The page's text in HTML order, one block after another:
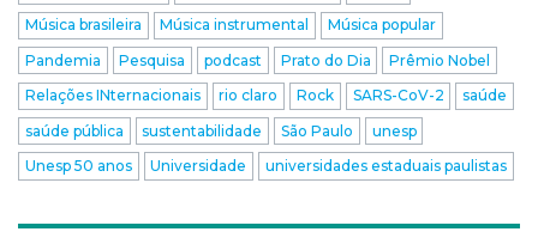
Música brasileira
Música instrumental
Música popular
Pandemia
Pesquisa podcast Prato do Dia
Prêmio Nobel
Relações INternacionais
rio claro Rock SARS-CoV-2
saúde
saúde pública
sustentabilidade São Paulo
unesp
Unesp 50 anos
Universidade universidades estaduais paulistas